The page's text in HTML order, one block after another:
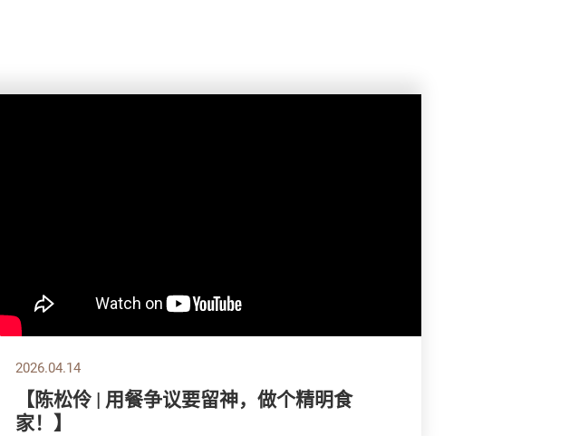
2026.04.14
【陈松伶 | 用餐争议要留神，做个精明食
家！】